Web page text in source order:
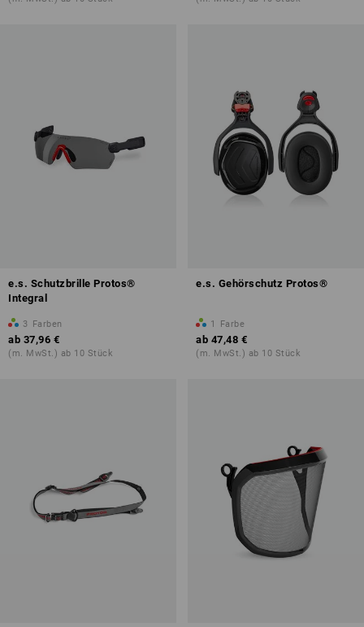
e.s. Schutzbrille Protos®
Integral
3 Farben
ab 37,96 €
(m. MwSt.) ab 10 Stück
e.s. Gehörschutz Protos®
1 Farbe
ab 47,48 €
(m. MwSt.) ab 10 Stück